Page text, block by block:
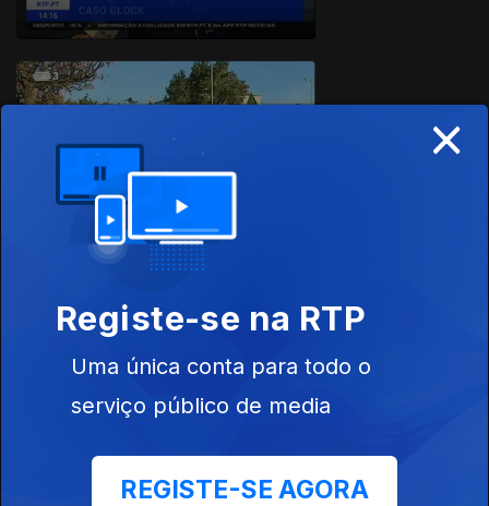
20 dez. 2018
×
Registe-se na RTP
Uma única conta para todo o
serviço público de media
REGISTE-SE AGORA